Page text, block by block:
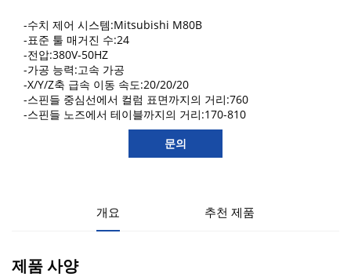
-수치 제어 시스템:Mitsubishi M80B
-표준 툴 매거진 수:24
-전압:380V-50HZ
-가공 능력:고속 가공
-X/Y/Z축 급속 이동 속도:20/20/20
-스핀들 중심선에서 컬럼 표면까지의 거리:760
-스핀들 노즈에서 테이블까지의 거리:170-810
문의
개요 추천 제품
제품 사양